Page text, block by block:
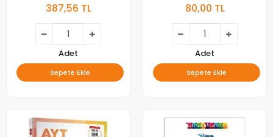
387,56 TL
Adet
Sepete Ekle
80,00 TL
Adet
Sepete Ekle